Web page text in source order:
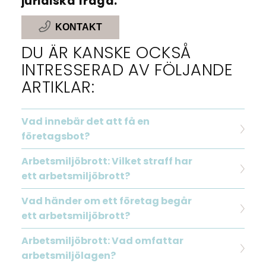
KONTAKT
DU ÄR KANSKE OCKSÅ
INTRESSERAD AV FÖLJANDE
ARTIKLAR:
Vad innebär det att få en
företagsbot?
Arbetsmiljöbrott: Vilket straff har
ett arbetsmiljöbrott?
Vad händer om ett företag begår
ett arbetsmiljöbrott?
Arbetsmiljöbrott: Vad omfattar
arbetsmiljölagen?